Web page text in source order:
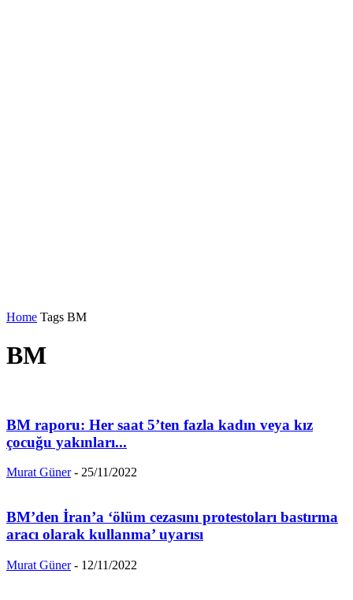
Home Tags BM
BM
BM raporu: Her saat 5’ten fazla kadın veya kız
çocuğu yakınları...
Murat Güner - 25/11/2022
BM’den İran’a ‘ölüm cezasını protestoları bastırma
aracı olarak kullanma’ uyarısı
Murat Güner - 12/11/2022